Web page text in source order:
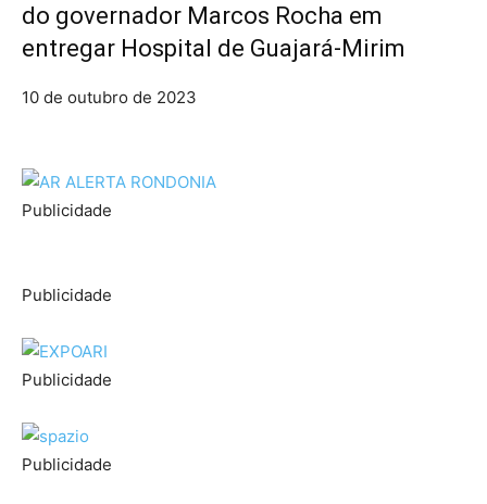
do governador Marcos Rocha em
entregar Hospital de Guajará-Mirim
10 de outubro de 2023
Publicidade
Publicidade
Publicidade
Publicidade